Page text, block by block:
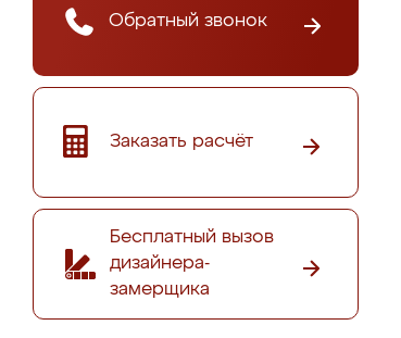
Обратный звонок
Заказать расчёт
Бесплатный вызов
дизайнера-
замерщика